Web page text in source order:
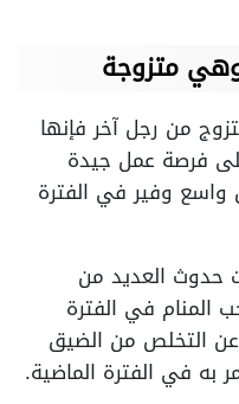
متزوجة
من رجل آخر فإنها
فرصة عمل جيدة
واسع وفير في الفترة
حدوث العديد من
المنام في الفترة
عن التخلص من الضيق
به في الفترة الماضية.